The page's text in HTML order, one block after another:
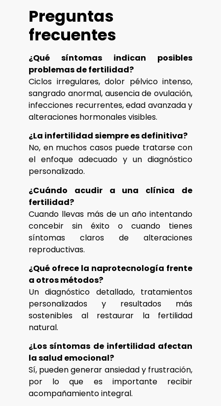
Preguntas
frecuentes
¿Qué síntomas indican posibles
problemas de fertilidad?
Ciclos irregulares, dolor pélvico intenso,
sangrado anormal, ausencia de ovulación,
infecciones recurrentes, edad avanzada y
alteraciones hormonales visibles.
¿La infertilidad siempre es definitiva?
No, en muchos casos puede tratarse con
el enfoque adecuado y un diagnóstico
personalizado.
¿Cuándo acudir a una clínica de
fertilidad?
Cuando llevas más de un año intentando
concebir sin éxito o cuando tienes
síntomas claros de alteraciones
reproductivas.
¿Qué ofrece la naprotecnología frente
a otros métodos?
Un diagnóstico detallado, tratamientos
personalizados y resultados más
sostenibles al restaurar la fertilidad
natural.
¿Los síntomas de infertilidad afectan
la salud emocional?
Sí, pueden generar ansiedad y frustración,
por lo que es importante recibir
acompañamiento integral.